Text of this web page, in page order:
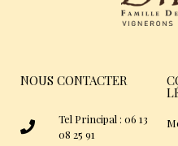
NOUS CONTACTER
Tel Principal : 06 13
08 25 91